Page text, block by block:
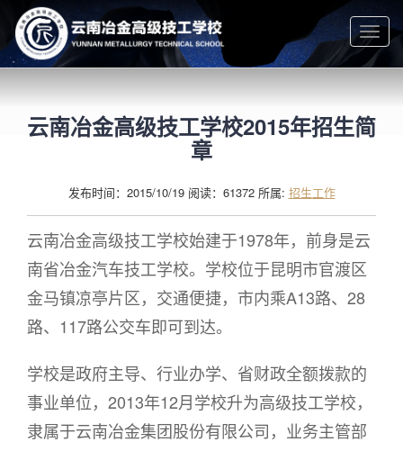
云南冶金高级技工学校2015年招生简
章
发布时间：2015/10/19 阅读：61372 所属: 招生工作
云南冶金高级技工学校始建于1978年，前身是云
南省冶金汽车技工学校。学校位于昆明市官渡区
金马镇凉亭片区，交通便捷，市内乘A13路、28
路、117路公交车即可到达。
学校是政府主导、行业办学、省财政全额拨款的
事业单位，2013年12月学校升为高级技工学校，
隶属于云南冶金集团股份有限公司，业务主管部